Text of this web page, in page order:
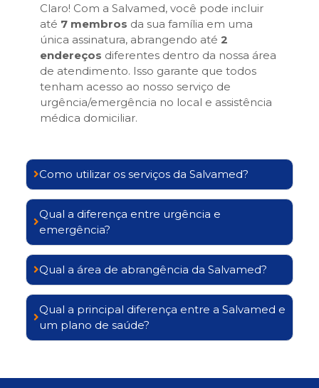
Claro! Com a Salvamed, você pode incluir
até 7 membros da sua família em uma
única assinatura, abrangendo até 2
endereços diferentes dentro da nossa área
de atendimento. Isso garante que todos
tenham acesso ao nosso serviço de
urgência/emergência no local e assistência
médica domiciliar.
Como utilizar os serviços da Salvamed?
Qual a diferença entre urgência e
emergência?
Qual a área de abrangência da Salvamed?
Qual a principal diferença entre a Salvamed e
um plano de saúde?